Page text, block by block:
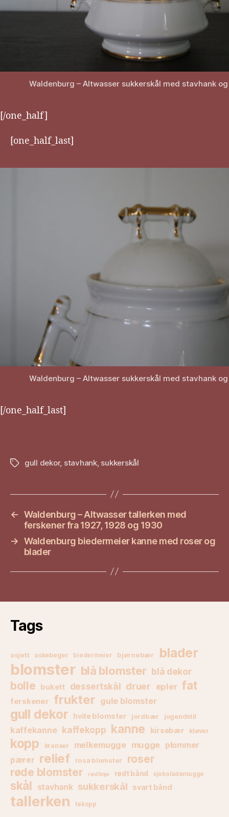
Waldenburg – Altwasser sukkerskål med stavhank
[/one_half]
[one_half_last]
Waldenburg – Altwasser sukkerskål med stavhank
[/one_half_last]
Stikkordgull dekor, stavhank, sukkerskål
← Waldenburg – Altwasser tallerken med
ferskener fra 1927, 1928 og 1930
→ Waldenburg biedermeier kanne med roser og
blader
Tags
asjett askebeger biedermeier bjørnebær blader
blomster blå blomster blå dekor
bolle bukett dessertskål druer epler fat
ferskener frukter gule blomster
gull dekor hvite blomster jordbær jugendstil
kaffekanne kaffekopp kanne kirsebær kløver
kopp kranser melkemugge mugge plommer
pærer relief rosa blomster
roser
røde blomster
rød linje rødt bånd sjokolademugge
skål stavhank sukkerskål svart bånd
tallerken tekopp